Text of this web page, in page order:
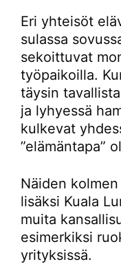
Eri yhteisöt
sulassa
sekoittuvat
työpaikoilla.
täysin
ja lyhyessä
kulkevat
”elämäntapa”
Näiden
lisäksi Kuala
muita
esimerkiksi
yrityksissä.